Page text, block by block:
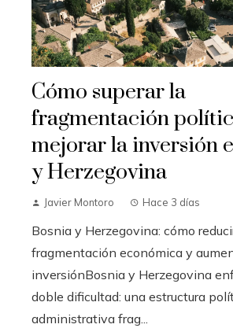
Cómo superar la
fragmentación
mejorar la inversión
y Herzegovina
Javier Montoro Hace 3 días
Bosnia y Herzegovina: cómo
fragmentación económica y
inversiónBosnia y Herzegovina
doble dificultad: una estructura
administrativa frag...